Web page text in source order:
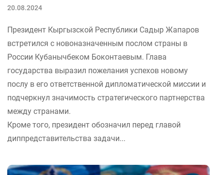
20.08.2024
Президент Кыргызской Республики Садыр Жапаров
встретился с новоназначенным послом страны в
России Кубанычбеком Боконтаевым. Глава
государства выразил пожелания успехов новому
послу в его ответственной дипломатической миссии и
подчеркнул значимость стратегического партнерства
между странами.
Кроме того, президент обозначил перед главой
диппредставительства задачи...